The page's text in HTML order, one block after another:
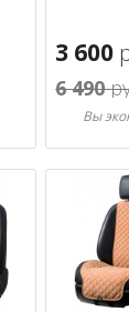
3 600
6 490
Вы